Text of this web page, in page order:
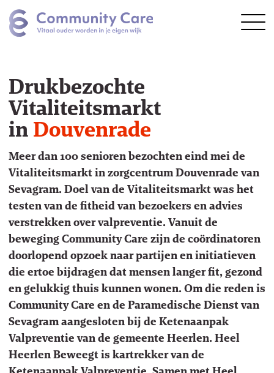
Vragen?
Drukbezochte
Vitaliteitsmarkt
in Douvenrade
Meer dan 100 senioren bezochten eind mei de
Vitaliteitsmarkt in zorgcentrum Douvenrade van
Sevagram. Doel van de Vitaliteitsmarkt was het
testen van de fitheid van bezoekers en advies
verstrekken over valpreventie. Vanuit de
beweging Community Care zijn de coördinatoren
doorlopend opzoek naar partijen en initiatieven
die ertoe bijdragen dat mensen langer fit, gezond
en gelukkig thuis kunnen wonen. Om die reden is
Community Care en de Paramedische Dienst van
Sevagram aangesloten bij de Ketenaanpak
Valpreventie van de gemeente Heerlen. Heel
Heerlen Beweegt is kartrekker van de